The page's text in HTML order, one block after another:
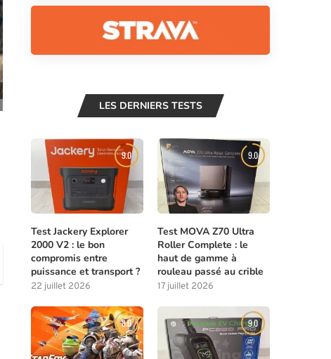
LES DERNIERS TESTS
9.0
Test Jackery Explorer
2000 V2 : le bon
compromis entre
puissance et transport ?
22 juillet 2026
9.0
Test MOVA Z70 Ultra
Roller Complete : le
haut de gamme à
rouleau passé au crible
17 juillet 2026
8.0 9.0